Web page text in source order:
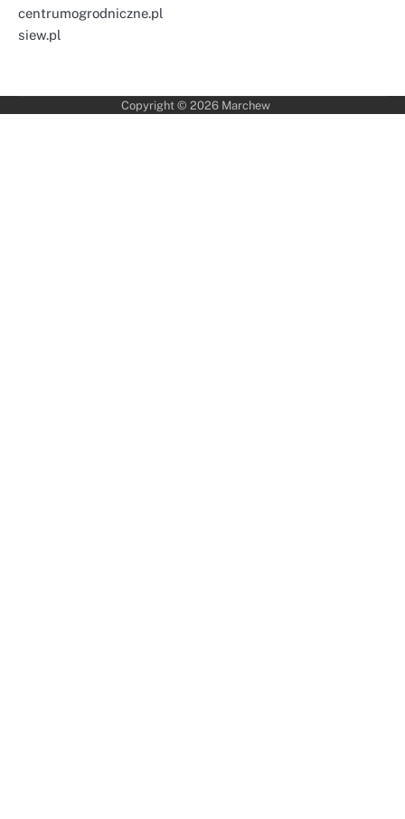
centrumogrodniczne.pl
siew.pl
Copyright © 2026 Marchew